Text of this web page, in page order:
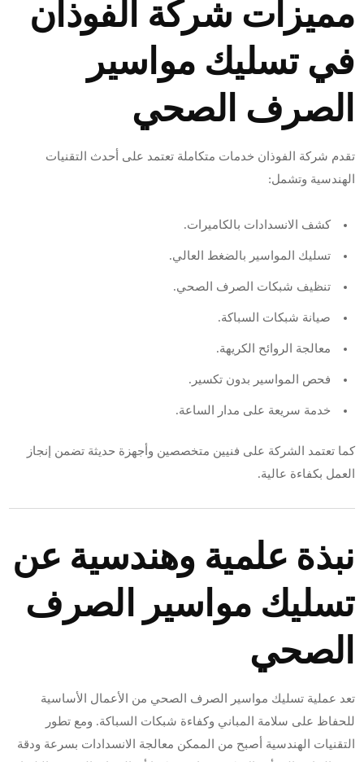
مميزات شركة الفوذان
في تسليك مواسير
الصرف الصحي
تقدم شركة الفوذان خدمات متكاملة تعتمد على أحدث التقنيات
الهندسية وتشمل:
كشف الانسدادات بالكاميرات.
تسليك المواسير بالضغط العالي.
تنظيف شبكات الصرف الصحي.
صيانة شبكات السباكة.
معالجة الروائح الكريهة.
فحص المواسير بدون تكسير.
خدمة سريعة على مدار الساعة.
كما تعتمد الشركة على فنيين متخصصين وأجهزة حديثة تضمن إنجاز
العمل بكفاءة عالية.
نبذة علمية وهندسية عن
تسليك مواسير الصرف
الصحي
تعد عملية تسليك مواسير الصرف الصحي من الأعمال الأساسية
للحفاظ على سلامة المباني وكفاءة شبكات السباكة. ومع تطور
التقنيات الهندسية أصبح من الممكن معالجة الانسدادات بسرعة ودقة